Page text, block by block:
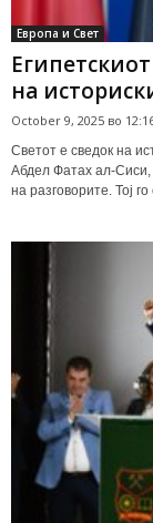
Европа и Свет
на
October 9, 2025 во
Светот е сведок на
Абдел Фатах ал-Сиси,
на разговорите. Тој